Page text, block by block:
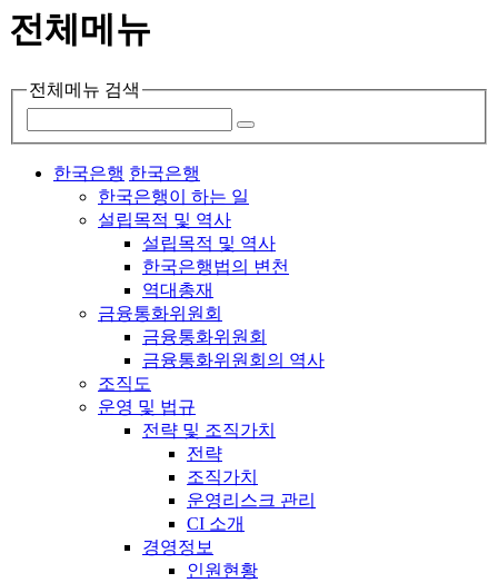
전체메뉴
전체메뉴 검색
한국은행 한국은행
한국은행이 하는 일
설립목적 및 역사
설립목적 및 역사
한국은행법의 변천
역대총재
금융통화위원회
금융통화위원회
금융통화위원회의 역사
조직도
운영 및 법규
전략 및 조직가치
전략
조직가치
운영리스크 관리
CI 소개
경영정보
인원현황